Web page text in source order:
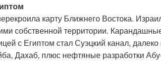
карту Ближнего Востока.
собственной территории.
с Египтом стал Суэцкий канал,
Дахаб, плюс нефтяные разработки